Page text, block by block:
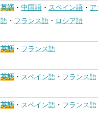
英語 ・ 中国語 ・ スペイン語 ・
語 ・ フランス語 ・ ロシア語
英語 ・ フランス語
英語 ・ スペイン語 ・ フランス語
英語 ・ スペイン語 ・ フランス語